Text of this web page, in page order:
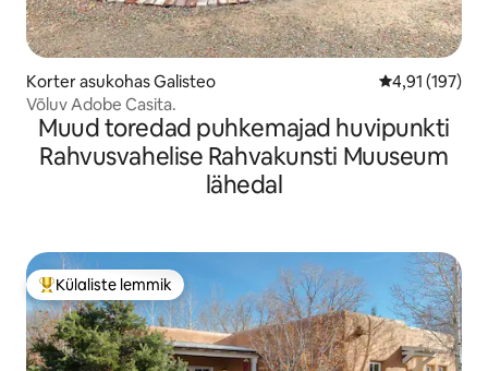
Korter asukohas Galisteo Keskmine
4,91 (197)
Võluv Adobe Casita.
Muud toredad puhkemajad huvipunkti
Rahvusvahelise Rahvakunsti Muuseum
lähedal
Külaliste suur lemmik
Külaliste lemmik